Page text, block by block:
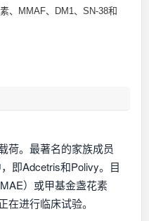
、MMAF、DM1、SN-38和
荷。最著名的家族成员
即Adcetris和Polivy。目
）或甲基金盏花素
进行临床试验。